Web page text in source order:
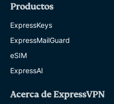
Productos
ExpressKeys
ExpressMailGuard
eSIM
ExpressAI
Acerca de ExpressVPN